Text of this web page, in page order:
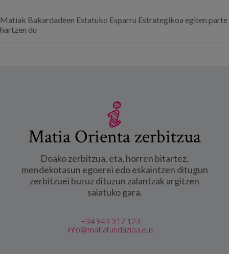
Matiak Bakardadeen Estatuko Esparru Estrategikoa egiten parte
hartzen du
Matia Orienta zerbitzua
Doako zerbitzua, eta, horren bitartez,
mendekotasun egoerei edo eskaintzen ditugun
zerbitzuei buruz dituzun zalantzak argitzen
saiatuko gara.
+34 943 317 123
info@matiafundazioa.eus